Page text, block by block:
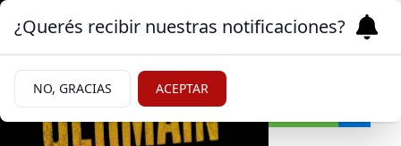
¿Querés recibir nuestras notificaciones?
NO, GRACIAS ACEPTAR